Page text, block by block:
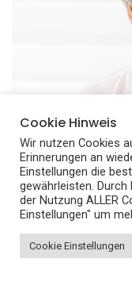
Cookie Hinweis
Wir nutzen Cookies
Erinnerungen an
Einstellungen die
gewährleisten.
der Nutzung ALLER
Einstellungen" um
Cookie Einstellungen